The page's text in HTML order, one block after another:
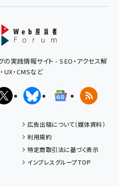
の実践情報サイト - SEO・アクセス解
UX・CMSなど
X(エックス)BlueskyGoogleニュ
RSS
広告出稿について（媒体資料）
利用規約
特定商取引法に基づく表示
インプレスグループTOP